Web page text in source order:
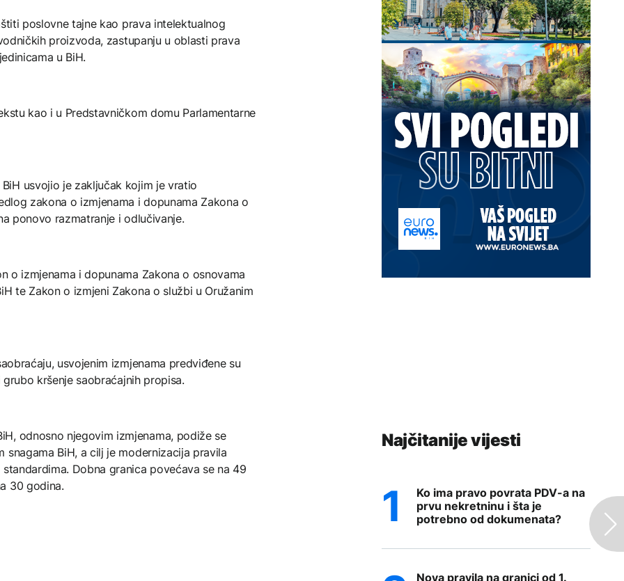
poslovne tajne kao prava intelektualnog
proizvoda, zastupanju u oblasti prava
u BiH.
kao i u Predstavničkom domu Parlamentarne
usvojio je zaključak kojim je vratio
zakona o izmjenama i dopunama Zakona o
ponovo razmatranje i odlučivanje.
o izmjenama i dopunama Zakona o osnovama
te Zakon o izmjeni Zakona o službi u Oružanim
usvojenim izmjenama predviđene su
kršenje saobraćajnih propisa.
odnosno njegovim izmjenama, podiže se
snagama BiH, a cilj je modernizacija pravila
Dobna granica povećava se na 49
30 godina.
Najčitanije vijesti
Ko ima pravo povrata PDV-a na
prvu nekretninu i šta je
potrebno od dokumenata?
Nova pravila na granici od 1.